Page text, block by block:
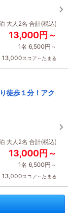
大人2名 合計(税込)
13,000円～
1名 6,500円～
13,000スコア～たまる
徒歩１分！アク
大人2名 合計(税込)
13,000円～
1名 6,500円～
13,000スコア～たまる